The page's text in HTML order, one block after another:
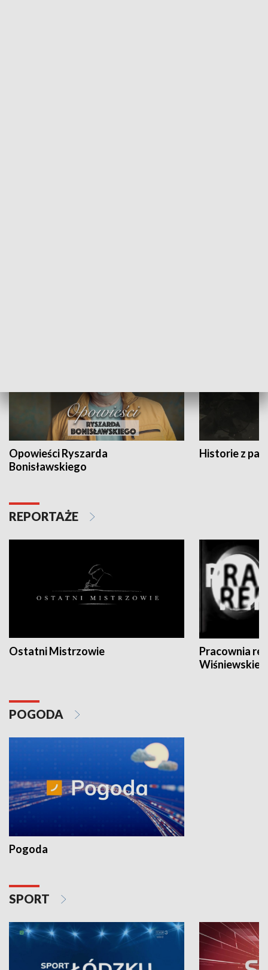
Opowieści Ryszarda
Bonisławskiego
Historie z
REPORTAŻE
Ostatni Mistrzowie
Pracownia
POGODA
Pogoda
SPORT